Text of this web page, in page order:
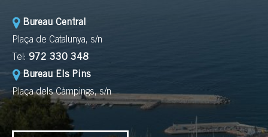
Bureau Central
Plaça de Catalunya, s/n
Tel: 972 330 348
Bureau Els Pins
Plaça dels Càmpings, s/n